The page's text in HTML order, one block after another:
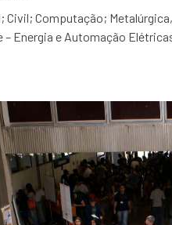
Civil; Computação;
Energia e Automação